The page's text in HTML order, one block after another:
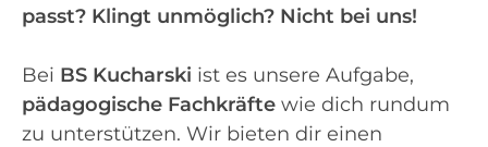
passt? Klingt unmöglich? Nicht bei uns!
Bei BS Kucharski ist es unsere Aufgabe,
pädagogische Fachkräfte wie dich rundum
zu unterstützen. Wir bieten dir einen